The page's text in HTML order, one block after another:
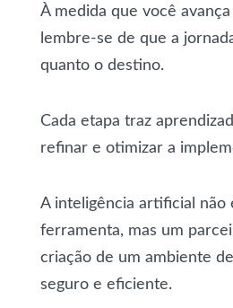
À medida que você
lembre-se de que a
quanto o destino.
Cada etapa traz
refinar e otimizar a
A inteligência artificial não
ferramenta, mas um
criação de um ambiente
seguro e eficiente.